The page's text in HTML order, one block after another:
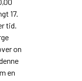
17.
tid.
on
en